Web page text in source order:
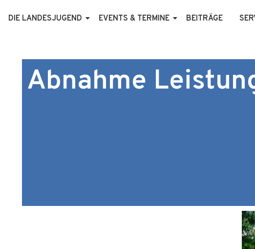
Inhalt
DIE LANDESJUGEND EVENTS & TERMINE BEITRÄGE
Abnahme